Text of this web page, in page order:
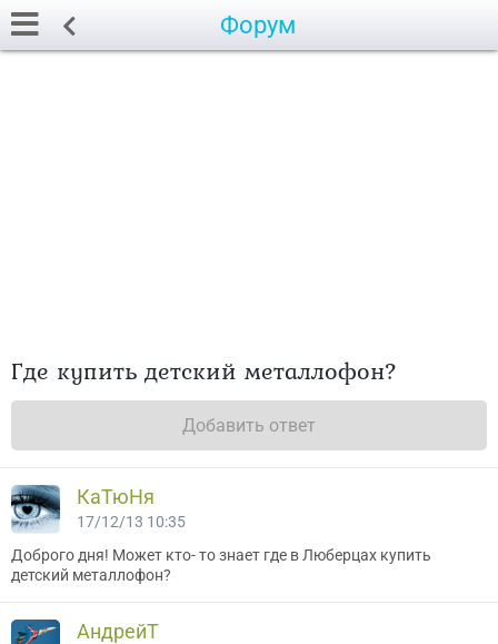
Форум
Где купить детский металлофон?
Добавить ответ
КаТюНя
17/12/13 10:35
Доброго дня! Может кто- то знает где в Люберцах купить
детский металлофон?
АндрейТ